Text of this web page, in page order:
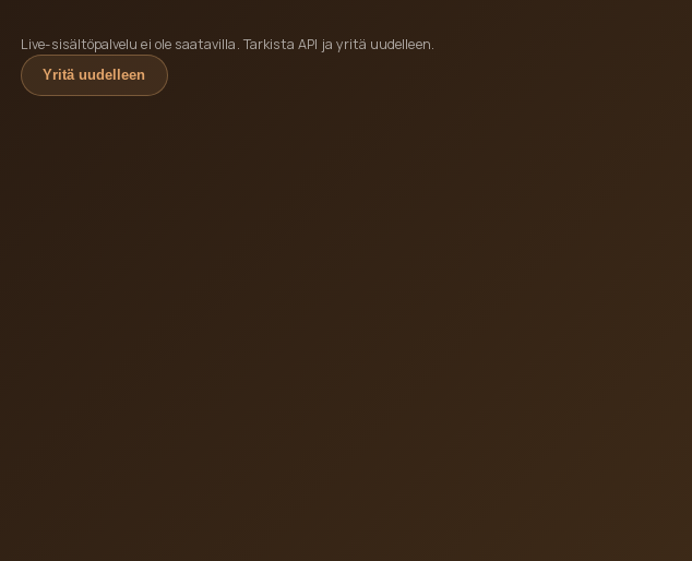
Live-sisältöpalvelu ei ole saatavilla. Tarkista API ja yritä uudelleen.
Yritä uudelleen